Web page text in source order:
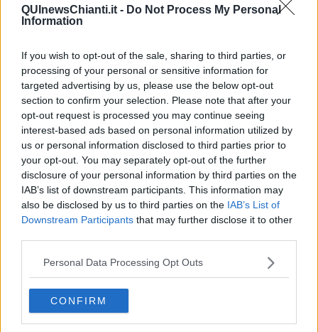
QUInewsChianti.it - Do Not Process My Personal
Information
If you wish to opt-out of the sale, sharing to third parties, or
processing of your personal or sensitive information for
targeted advertising by us, please use the below opt-out
section to confirm your selection. Please note that after your
opt-out request is processed you may continue seeing
interest-based ads based on personal information utilized by
us or personal information disclosed to third parties prior to
your opt-out. You may separately opt-out of the further
disclosure of your personal information by third parties on the
IAB’s list of downstream participants. This information may
also be disclosed by us to third parties on the IAB’s List of
Downstream Participants that may further disclose it to other
Personal Data Processing Opt Outs
CONFIRM
nemmeno di andare a prendere un caffè con Coco giusto appunto
per salutarla. La donna prende le distanze e cassa il nome di
impegnato in altra relazione e non voglia in alcun modo farsi
scoprire ma non ha, né la voglia né il tempo, per fare la 007, poiché
fondamentalmente, la questione non merita niente. Dulcis in fundo,
si ritrovano pochi giorni fa a ballare e l’uomo a completamento di
un epilogo che conferma il suo “essere”, a questo punto, lascio a
voi definirlo, non la va nemmeno a salutare e fa invece il “piacione”
con un'altra donna, dando l’idea del lupo che esce dalla tana solo
quando ha fame per cacciare prede con cui saziarsi, sempre senza
alcun coinvolgimento affettivo che sicuramente ha già altrove.
Cocomossa da un sentimento di rabbia e molto offesa da questo
comportamento ignobile, una volta a casa, invia un messaggio a
Dallas, giusto per fargli sapere di averlo visto. Lui si scusa come
pagine.
Oggi le relazioni sono molto difficili da gestire e tutti si lamentano
del fatto che le donne sono complesse, ma mi sento di dire che
nemmeno gli uomini sono così perfetti. Analizzando la situazione mi
chiedo a questo punto se essere amici di letto, sex friend o tromba-
amico come si dice in gergo, può funzionare. Adulti, vaccinati e